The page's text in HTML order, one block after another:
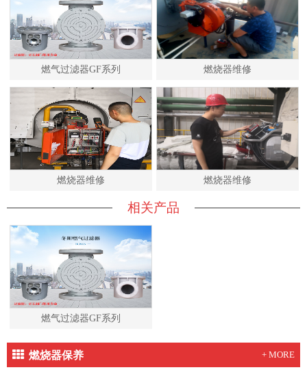
燃气过滤器GF系列 燃烧器维修
燃烧器维修 燃烧器维修
相关产品
燃气过滤器GF系列
燃烧器保养 + MORE